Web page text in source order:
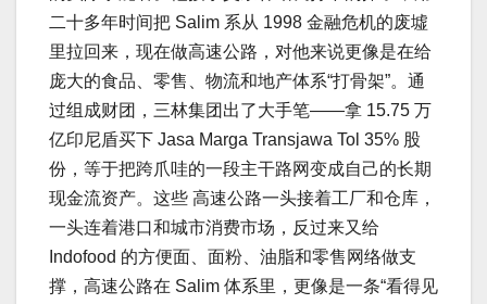
二十多年时间把 Salim 系从 1998 金融危机的废墟
里拉回来，现在做高速公路，对他来说更像是在给
庞大的食品、零售、物流和地产体系“打骨架”。通
过组成财团，三林集团出了大手笔——拿 15.75 万
亿印尼盾买下 Jasa Marga Transjawa Tol 35% 股
份，等于把跨爪哇的一段主干路网变成自己的长期
现金流资产。这些 高速公路一头接着工厂和仓库，
一头连着港口和城市消费市场，反过来又给
Indofood 的方便面、面粉、油脂和零售网络做支
撑，高速公路在 Salim 体系里，更像是一条“看得见